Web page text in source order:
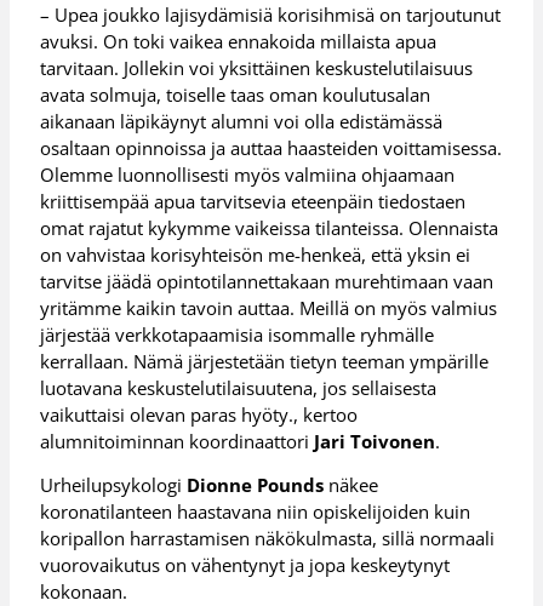
– Upea joukko lajisydämisiä korisihmisä on tarjoutunut
avuksi. On toki vaikea ennakoida millaista apua
tarvitaan. Jollekin voi yksittäinen keskustelutilaisuus
avata solmuja, toiselle taas oman koulutusalan
aikanaan läpikäynyt alumni voi olla edistämässä
osaltaan opinnoissa ja auttaa haasteiden voittamisessa.
Olemme luonnollisesti myös valmiina ohjaamaan
kriittisempää apua tarvitsevia eteenpäin tiedostaen
omat rajatut kykymme vaikeissa tilanteissa. Olennaista
on vahvistaa korisyhteisön me-henkeä, että yksin ei
tarvitse jäädä opintotilannettakaan murehtimaan vaan
yritämme kaikin tavoin auttaa. Meillä on myös valmius
järjestää verkkotapaamisia isommalle ryhmälle
kerrallaan. Nämä järjestetään tietyn teeman ympärille
luotavana keskustelutilaisuutena, jos sellaisesta
vaikuttaisi olevan paras hyöty., kertoo
alumnitoiminnan koordinaattori Jari Toivonen.
Urheilupsykologi Dionne Pounds näkee
koronatilanteen haastavana niin opiskelijoiden kuin
koripallon harrastamisen näkökulmasta, sillä normaali
vuorovaikutus on vähentynyt ja jopa keskeytynyt
kokonaan.